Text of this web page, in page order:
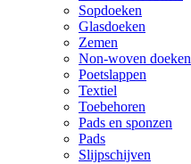
Sopdoeken
Glasdoeken
Zemen
Non-woven doeken
Poetslappen
Textiel
Toebehoren
Pads en sponzen
Pads
Slijpschijven